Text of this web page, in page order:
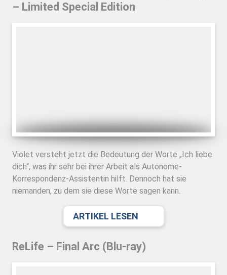
– Limited Special Edition
Violet versteht jetzt die Bedeutung der Worte „Ich liebe
dich“, was ihr sehr bei ihrer Arbeit als Autonome-
Korrespondenz-Assistentin hilft. Dennoch hat sie
niemanden, zu dem sie diese Worte sagen kann.
ARTIKEL LESEN
ReLife – Final Arc (Blu-ray)